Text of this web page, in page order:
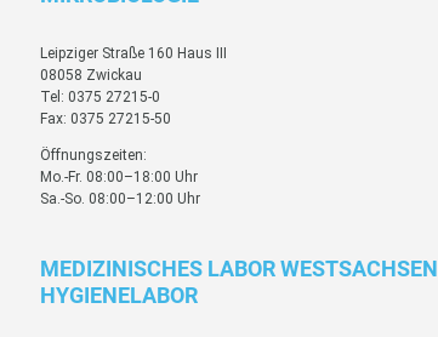
Leipziger Straße 160 Haus III
08058 Zwickau
Tel: 0375 27215-0
Fax: 0375 27215-50
Öffnungszeiten:
Mo.-Fr. 08:00–18:00 Uhr
Sa.-So. 08:00–12:00 Uhr
MEDIZINISCHES LABOR WESTSACHSEN
HYGIENELABOR